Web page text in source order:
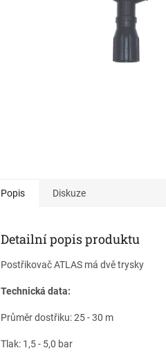
Popis Diskuze
Detailní popis produktu
Postřikovač ATLAS má dvě trysky
Technická data:
Průměr dostřiku: 25 - 30 m
Tlak: 1,5 - 5,0 bar